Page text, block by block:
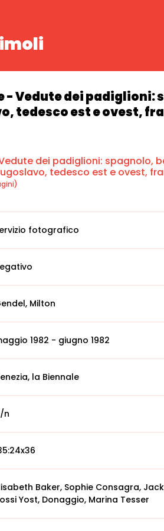
- Vedute dei
tedesco est e ovest,
dei padiglioni: spagnolo,
tedesco est e ovest,
fotografico
Milton
1982 - giugno 1982
la Biennale
n
Baker, Sophie Consagra,
Yost, Donaggio, Marina Tesser